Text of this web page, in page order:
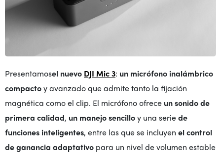
Presentamosel nuevo DJI Mic 3: un micrófono inalámbrico
compactoy avanzado que admite tanto la fijación
magnética como el clip. El micrófono ofrece un sonido de
primera calidad, un manejo sencilloy una seriede
funciones inteligentes, entre las que se incluyen el control
de ganancia adaptativo para un nivel de volumen estable